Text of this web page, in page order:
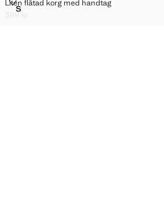
Storlekar
SLITEN FLÄTAD KORG MED HANDTAG
Liten flätad korg med handtag
399 kr